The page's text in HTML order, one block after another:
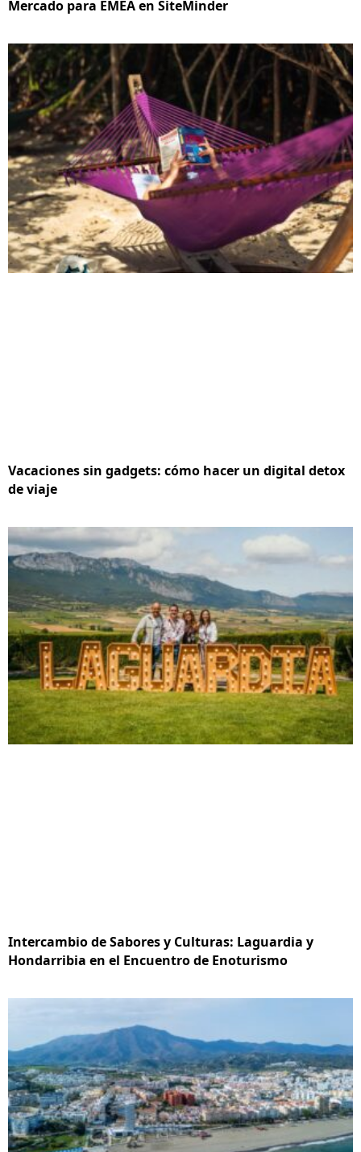
Mercado para EMEA en SiteMinder
Vacaciones sin gadgets: cómo hacer un digital detox
de viaje
Intercambio de Sabores y Culturas: Laguardia y
Hondarribia en el Encuentro de Enoturismo